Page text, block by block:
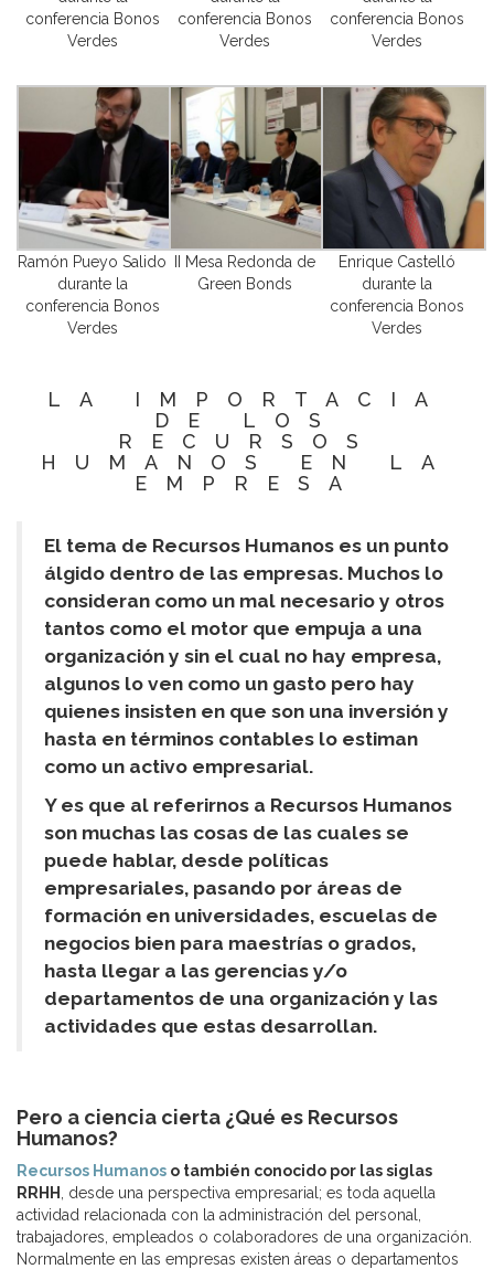
conferencia Bonos
Verdes
conferencia Bonos
Verdes
conferencia Bonos
Verdes
Ramón Pueyo Salido
durante la
conferencia Bonos
Verdes
II Mesa Redonda de
Green Bonds
Enrique Castelló
durante la
conferencia Bonos
Verdes
LA IMPORTACIA
DE LOS
RECURSOS
HUMANOS EN LA
EMPRESA
El tema de Recursos Humanos es un punto
álgido dentro de las empresas. Muchos lo
consideran como un mal necesario y otros
tantos como el motor que empuja a una
organización y sin el cual no hay empresa,
algunos lo ven como un gasto pero hay
quienes insisten en que son una inversión y
hasta en términos contables lo estiman
como un activo empresarial.
Y es que al referirnos a Recursos Humanos
son muchas las cosas de las cuales se
puede hablar, desde políticas
empresariales, pasando por áreas de
formación en universidades, escuelas de
negocios bien para maestrías o grados,
hasta llegar a las gerencias y/o
departamentos de una organización y las
actividades que estas desarrollan.
Pero a ciencia cierta ¿Qué es Recursos
Humanos?
Recursos Humanos o también conocido por las siglas
RRHH
, desde una perspectiva empresarial; es toda aquella
actividad relacionada con la administración del personal,
trabajadores, empleados o colaboradores de una organización.
Normalmente en las empresas existen áreas o departamentos